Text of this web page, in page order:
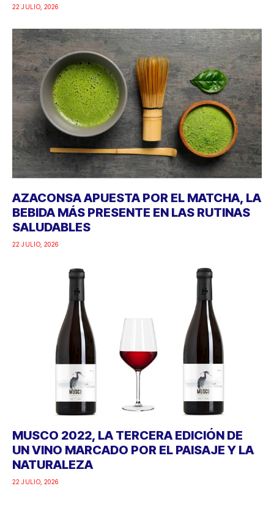
22 JULIO, 2026
AZACONSA APUESTA POR EL MATCHA, LA
BEBIDA MÁS PRESENTE EN LAS RUTINAS
SALUDABLES
22 JULIO, 2026
MUSCO 2022, LA TERCERA EDICIÓN DE
UN VINO MARCADO POR EL PAISAJE Y LA
NATURALEZA
22 JULIO, 2026